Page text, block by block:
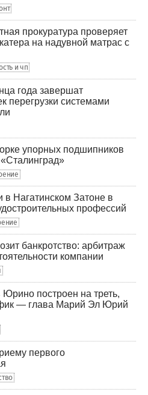
прокуратура проверяет
на надувной матрас с
и чп
года завершат
перегрузки системами
упорных подшипников
Нагатинском Затоне в
профессий
банкротство: арбитраж
компании
построен на треть,
— глава Марий Эл Юрий
первого